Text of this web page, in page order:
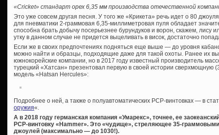
«Cricket» стандарт орех 6,35 мм производства отечественной
Это уже совсем другая песня. У того же «Крикета» речь идет о 80
для пневматики 2-граммовая 6,35-миллиметровая пуля обладает
способна брать добычу посерьезнее бурундуков и ворон, скажем, лису
утку в данном случае не придется выцеливать в висок, достаточно
Если же в своих предпочтениях подняться еще выше — до уровня
можно найти и образцы, подходящие даже для такой охоты. Ранее их
южнокорейские компании, но в 2017 году известный производитель
турецкий «Хатсан» презентовал первую в своей истории сверхмощную
модель «Hatsan Hercules»:
Подробнее о ней, а также о полуавтоматических PCP-винтовках — в
оружия«.
А в 2018 году германская компания «Умарекс», точнее, ее
PCP-винтовку «Hammer». Это «чудище», стреляющее 35-
джоулей (максимально — до 1030!).